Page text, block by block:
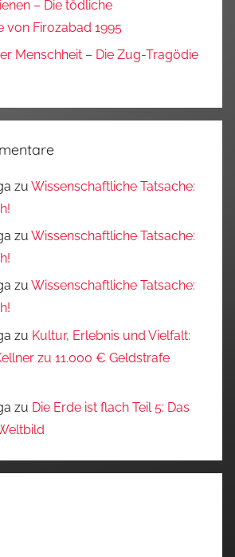
– Die tödliche
von Firozabad 1995
Menschheit – Die Zug-Tragödie
zu Wissenschaftliche Tatsache:
zu Wissenschaftliche Tatsache:
zu Wissenschaftliche Tatsache:
zu Kultur, Erlebnis und Vielfalt:
zu 11.000 € Geldstrafe
zu Die Erde ist flach Teil 5: Das